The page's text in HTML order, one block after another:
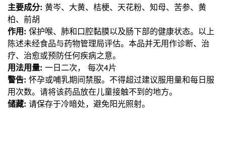
主要成分: 黄岑、大黄、桔梗、天花粉、知母、苦参、黄
柏、前胡
作用: 保护喉、肺和口腔黏膜以及肠下部的健康状态。以上
陈述未经食品与药物管理局评估。本品并无用作诊断、治
疗、治愈或预防任何疾病之意。
用法用量: 一日二次， 每次4片
警告: 怀孕或哺乳期间禁服。不得超过建议服用量和每日服
用次数。请将该药品放在儿童接触不到的地方。
储藏: 请保存于冷暗处，避免阳光照射。